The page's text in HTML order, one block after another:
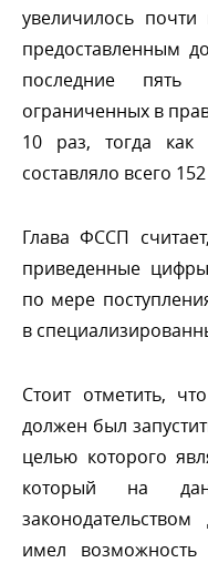
увеличилось
предоставленным
последние
ограниченных в
10 раз, тогда как
составляло всего
Глава ФССП
приведенные цифры
по мере
Стоит отметить,
должен был
целью которого
который на
имел